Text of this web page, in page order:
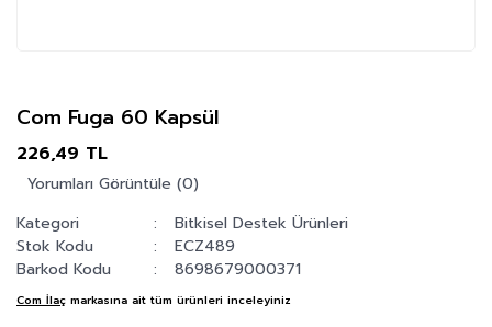
Com Fuga 60 Kapsül
226,49 TL
Yorumları Görüntüle (0)
Kategori
Bitkisel Destek Ürünleri
Stok Kodu
ECZ489
Barkod Kodu
8698679000371
Com İlaç markasına ait tüm ürünleri inceleyiniz